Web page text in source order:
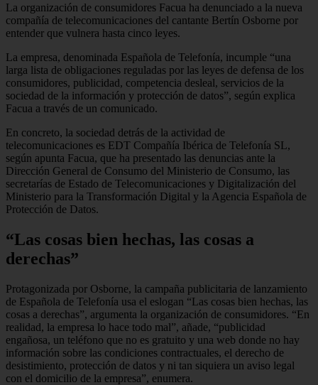
La organización de consumidores Facua ha denunciado a la nueva
compañía de telecomunicaciones del cantante Bertín Osborne por
entender que vulnera hasta cinco leyes.
La empresa, denominada Española de Telefonía, incumple “una
larga lista de obligaciones reguladas por las leyes de defensa de los
consumidores, publicidad, competencia desleal, servicios de la
sociedad de la información y protección de datos”, según explica
Facua a través de un comunicado.
En concreto, la sociedad detrás de la actividad de
telecomunicaciones es EDT Compañía Ibérica de Telefonía SL,
según apunta Facua, que ha presentado las denuncias ante la
Dirección General de Consumo del Ministerio de Consumo, las
secretarías de Estado de Telecomunicaciones y Digitalización del
Ministerio para la Transformación Digital y la Agencia Española de
Protección de Datos.
“Las cosas bien hechas, las cosas a
derechas”
Protagonizada por Osborne, la campaña publicitaria de lanzamiento
de Española de Telefonía usa el eslogan “Las cosas bien hechas, las
cosas a derechas”, argumenta la organización de consumidores. “En
realidad, la empresa lo hace todo mal”, añade, “publicidad
engañosa, un teléfono que no es gratuito y una web donde no hay
información sobre las condiciones contractuales, el derecho de
desistimiento, protección de datos y ni tan siquiera un aviso legal
con el domicilio de la empresa”, enumera.